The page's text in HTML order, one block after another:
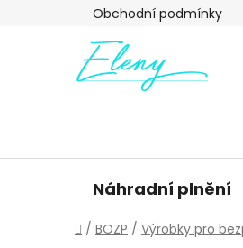
Obchodní podmínky
Náhradní plnění
Domů
/ BOZP / Výrobky pro